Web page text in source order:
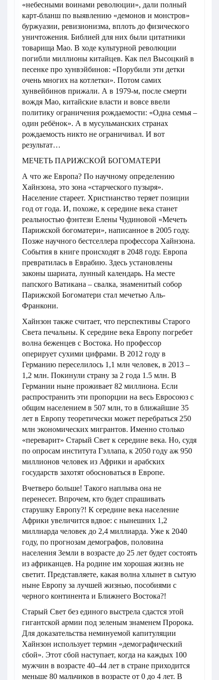
«небесными воинами революции», дали полный
карт-бланш по выявлению «демонов и монстров»
буржуазии, ревизионизма, вплоть до физического
уничтожения. Библией для них были цитатники
товарища Мао. В ходе культурной революции
погибли миллионы китайцев. Как пел Высоцкий в
песенке про хунвэйбинов: «Порубили эти детки
очень многих на котлетки». Потом самих
хунвейбинов прижали. А в 1979-м, после смерти
вождя Мао, китайские власти и вовсе ввели
политику ограничения рождаемости: «Одна семья –
один ребёнок». А в мусульманских странах
рождаемость никто не ограничивал. И вот
результат…
МЕЧЕТЬ ПАРИЖСКОЙ БОГОМАТЕРИ
А что же Европа? По научному определению
Хайнзона, это зона «старческого пузыря».
Население стареет. Христианство теряет позиции
год от года. И, похоже, к середине века станет
реальностью фэнтези Елены Чудиновой «Мечеть
Парижской богоматери», написанное в 2005 году.
Позже научного бестселлера профессора Хайнзона.
События в книге происходят в 2048 году. Европа
превратилась в Еврабию. Здесь установлены
законы шариата, лунный календарь. На месте
папского Ватикана – свалка, знаменитый собор
Парижской Богоматери стал мечетью Аль-
Франкони.
Хайнзон также считает, что перспективы Старого
Света печальны. К середине века Европу погребет
волна беженцев с Востока. Но профессор
оперирует сухими цифрами. В 2012 году в
Германию переселилось 1,1 млн человек, в 2013 –
1,2 млн. Покинули страну за 2 года 1.5 млн. В
Германии ныне проживает 82 миллиона. Если
распространить эти пропорции на весь Евросоюз с
общим населением в 507 млн, то в ближайшие 35
лет в Европу теоретически может перебраться 250
млн экономических мигрантов. Именно столько
«переварит» Старый Свет к середине века. Но, судя
по опросам института Гэллапа, к 2050 году аж 950
миллионов человек из Африки и арабских
государств захотят обосноваться в Европе.
Вчетверо больше! Такого наплыва она не
перенесет. Впрочем, кто будет спрашивать
старушку Европу?! К середине века население
Африки увеличится вдвое: с нынешних 1,2
миллиарда человек до 2,4 миллиарда. Уже к 2040
году, по прогнозам демографов, половина
населения Земли в возрасте до 25 лет будет состоять
из африканцев. На родине им хорошая жизнь не
светит. Представляете, какая волна хлынет в сытую
ныне Европу за лучшей жизнью, пособиями с
черного континента и Ближнего Востока?!
Старый Свет без единого выстрела сдастся этой
гигантской армии под зеленым знаменем Пророка.
Для доказательства неминуемой капитуляции
Хайнзон использует термин «демографический
сбой». Этот сбой наступает, когда на каждых 100
мужчин в возрасте 40–44 лет в стране приходится
меньше 80 мальчиков в возрасте от 0 до 4 лет. В